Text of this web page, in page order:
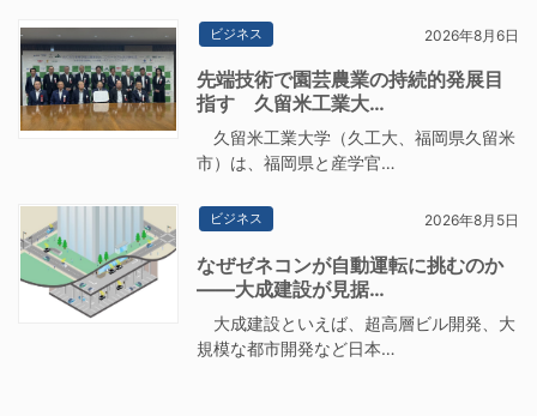
ビジネス 2026年8月6日
先端技術で園芸農業の持続的発展目
指す 久留米工業大…
久留米工業大学（久工大、福岡県久留米
市）は、福岡県と産学官…
ビジネス 2026年8月5日
なぜゼネコンが自動運転に挑むのか
――大成建設が見据…
大成建設といえば、超高層ビル開発、大
規模な都市開発など日本…